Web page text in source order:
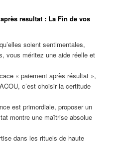
resultat : La Fin de vos
soient sentimentales,
vous méritez une aide réelle et
« paiement après résultat »,
c’est choisir la certitude
est primordiale, proposer un
montre une maîtrise absolue
dans les rituels de haute